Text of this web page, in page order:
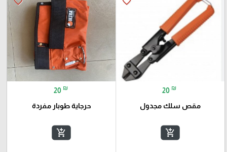
20 ₪
مقص سلك مجدول
add_shopping_cart
20 ₪
حرجاية طوبار مفردة
add_shopping_cart